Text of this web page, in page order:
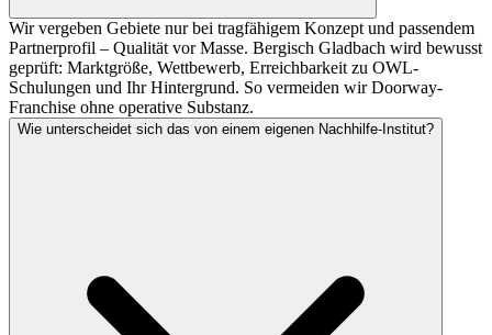
Wir vergeben Gebiete nur bei tragfähigem Konzept und passendem
Partnerprofil – Qualität vor Masse. Bergisch Gladbach wird bewusst
geprüft: Marktgröße, Wettbewerb, Erreichbarkeit zu OWL-
Schulungen und Ihr Hintergrund. So vermeiden wir Doorway-
Franchise ohne operative Substanz.
Wie unterscheidet sich das von einem eigenen Nachhilfe-Institut?